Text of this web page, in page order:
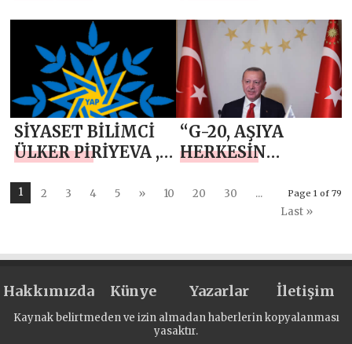
SİYASET BİLİMCİ
ÜLKER PİRİYEVA ,“
YÜZYILDA
ZAFER ”
“G-20, AŞIYA
HERKESİN
ERİŞİMİNİ
GÜVENCE ALTINA
Page 1 of 79
1 2 3 4 5 » 10 20 30
...
Last »
Hakkımızda Künye Yazarlar İletişim
Kaynak belirtmeden ve izin almadan haberlerin kopyalanması
yasaktır.